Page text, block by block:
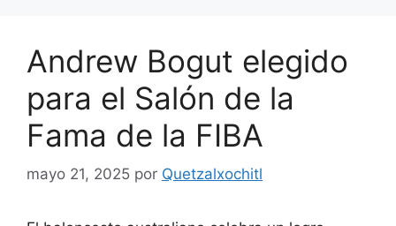
Andrew Bogut elegido
para el Salón de la
Fama de la FIBA
mayo 21, 2025 por Quetzalxochitl